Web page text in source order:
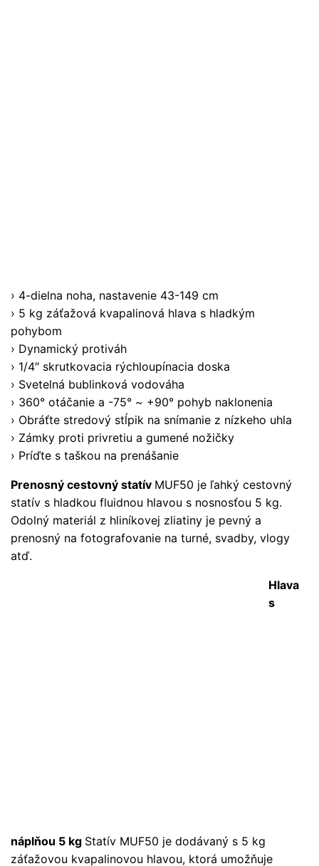
› 4-dielna noha, nastavenie 43-149 cm
› 5 kg záťažová kvapalinová hlava s hladkým
pohybom
› Dynamický protiváh
› 1/4″ skrutkovacia rýchloupínacia doska
› Svetelná bublinková vodováha
› 360° otáčanie a -75° ~ +90° pohyb naklonenia
› Obráťte stredový stĺpik na snímanie z nízkeho uhla
› Zámky proti privretiu a gumené nožičky
› Príďte s taškou na prenášanie
Prenosný cestovný statív MUF50 je ľahký cestovný
statív s hladkou fluidnou hlavou s nosnosťou 5 kg.
Odolný materiál z hliníkovej zliatiny je pevný a
prenosný na fotografovanie na turné, svadby, vlogy
atď.
Hlava
s
náplňou 5 kg Statív MUF50 je dodávaný s 5 kg
záťažovou kvapalinovou hlavou, ktorá umožňuje